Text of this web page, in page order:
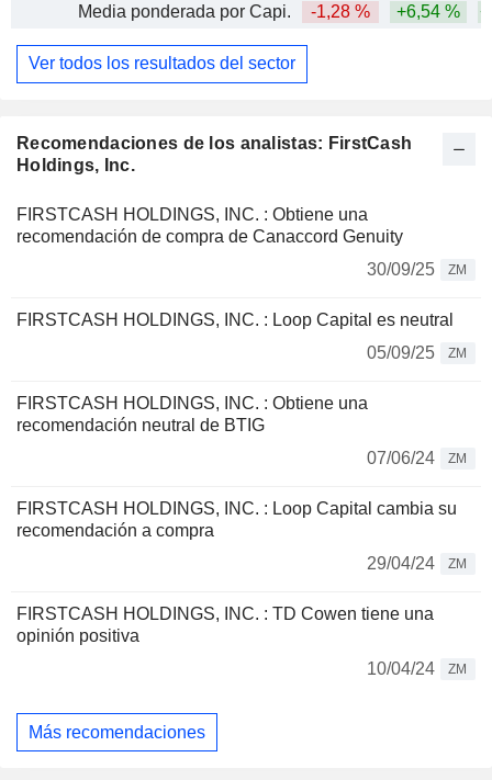
Recomendaciones de los analistas: FirstCash
Holdings, Inc.
FIRSTCASH HOLDINGS, INC. : Obtiene una
recomendación de compra de Canaccord Genuity
30/09/25
ZM
FIRSTCASH HOLDINGS, INC. : Loop Capital es neutral
05/09/25
ZM
FIRSTCASH HOLDINGS, INC. : Obtiene una
recomendación neutral de BTIG
07/06/24
ZM
FIRSTCASH HOLDINGS, INC. : Loop Capital cambia su
recomendación a compra
29/04/24
ZM
FIRSTCASH HOLDINGS, INC. : TD Cowen tiene una
opinión positiva
10/04/24
ZM
Más recomendaciones
Media ponderada por Capi.
-1,28 % +6,54 %
Ver todos los resultados del sector